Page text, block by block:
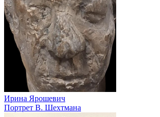
Ирина Ярошевич
Портрет В. Шехтмана